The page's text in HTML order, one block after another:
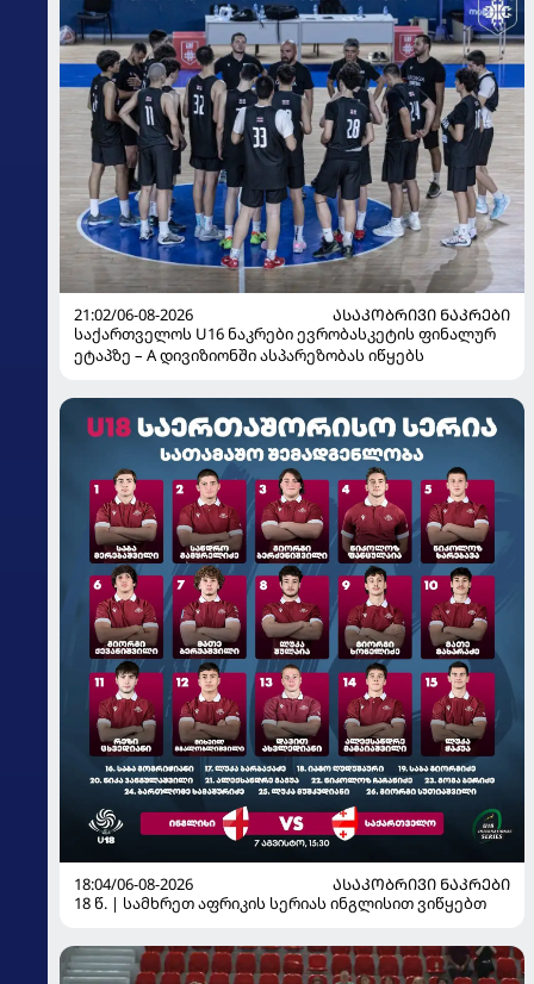
21:02/06-08-2026
ᲐᲡᲐᲙᲝᲑᲠᲘᲕᲘ ᲜᲐᲙᲠᲔᲑᲘ
საქართველოს U16 ნაკრები ევრობასკეტის ფინალურ
ეტაპზე – A დივიზიონში ასპარეზობას იწყებს
18:04/06-08-2026
ᲐᲡᲐᲙᲝᲑᲠᲘᲕᲘ ᲜᲐᲙᲠᲔᲑᲘ
18 წ. | სამხრეთ აფრიკის სერიას ინგლისით ვიწყებთ